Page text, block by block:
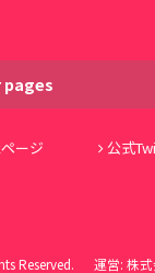
pages
ージ 公式
Reserved. 運営: 株